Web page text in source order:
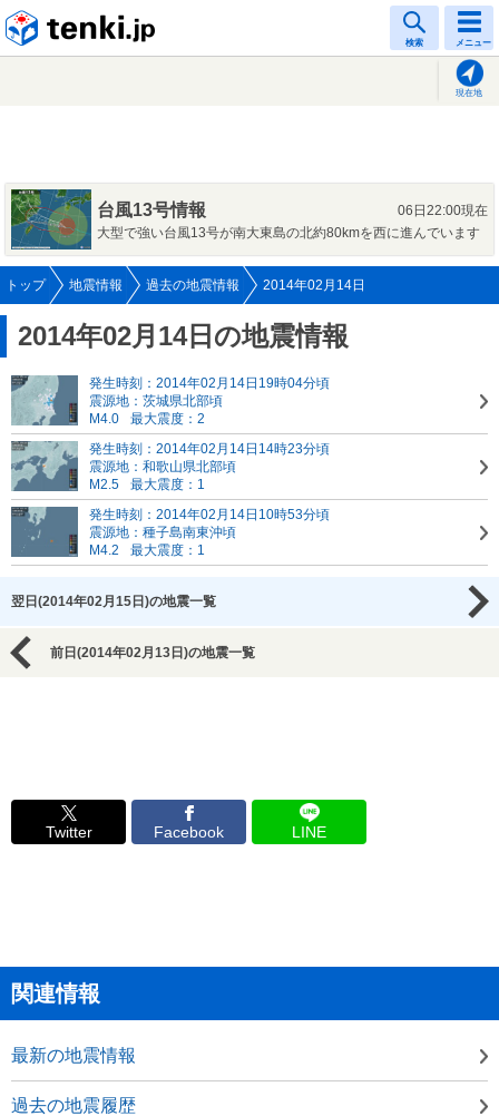
検索 メニュー
現在地
台風13号情報
06日22:00現在
大型で強い台風13号が南大東島の北約80kmを西に進んでいます
トップ 地震情報 過去の地震情報 2014年02月14日
2014年02月14日の地震情報
発生時刻：2014年02月14日19時04分頃
震源地：茨城県北部頃
M4.0
最大震度：2
発生時刻：2014年02月14日14時23分頃
震源地：和歌山県北部頃
M2.5
最大震度：1
発生時刻：2014年02月14日10時53分頃
震源地：種子島南東沖頃
M4.2
最大震度：1
翌日(2014年02月15日)の地震一覧
前日(2014年02月13日)の地震一覧
Twitter Facebook LINE
関連情報
最新の地震情報
過去の地震履歴